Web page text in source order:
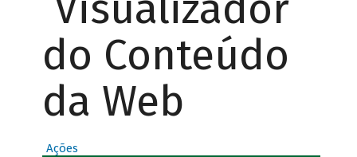
do Conteúdo
da Web
Ações